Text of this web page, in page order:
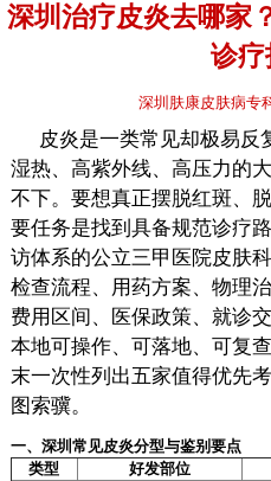
深圳治疗皮炎去哪家
诊
深圳肤康皮肤病专
皮炎是一类常见却极易反
湿热、高紫外线、高压力的
不下。要想真正摆脱红斑、
要任务是找到具备规范诊疗
访体系的公立三甲医院皮肤
检查流程、用药方案、物理
费用区间、医保政策、就诊
本地可操作、可落地、可复
末一次性列出五家值得优先
图索骥。
一、深圳常见皮炎分型与鉴别要点
类型
好发部位